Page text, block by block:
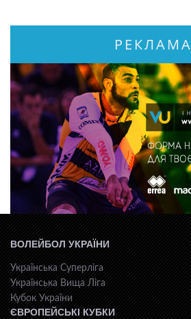
РЕКЛАМА
ВОЛЕЙБОЛ УКРАЇНИ
Українська Суперліга
Українська Вища Ліга
Кубок України
ЄВРОПЕЙСЬКІ КУБКИ